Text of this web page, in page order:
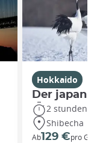
Hokkaido
Der
2 stunden
Shibecha
Ab129 €pro